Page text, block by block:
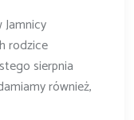
rodzice
sierpnia
również,